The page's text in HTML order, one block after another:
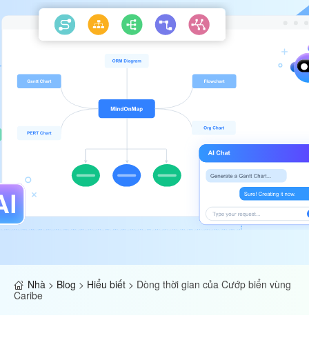
Nhà > Blog > Hiểu biết > Dòng thời gian của Cướp biển vùng
Caribe